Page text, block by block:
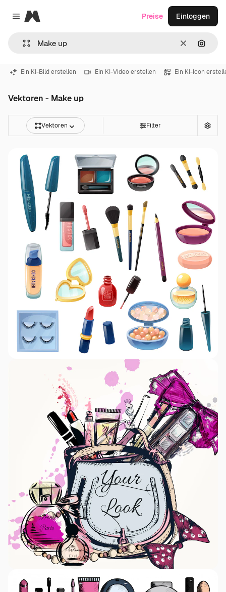
Close menu
Magnific
LöschenNach
Preise Einloggen
Ein KI-Bild erstellen Ein KI-Video erstellen Ein KI-Icon
Vektoren - Make up
Vektoren Filter